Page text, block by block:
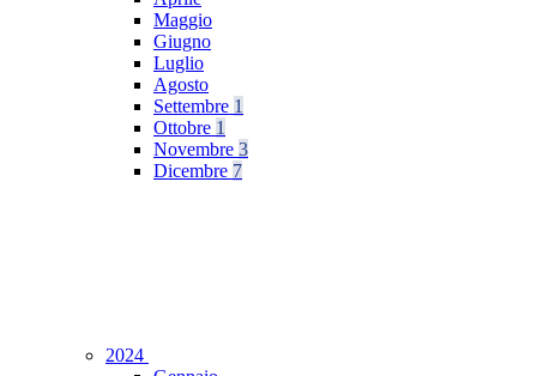
Maggio
Giugno
Luglio
Agosto
Settembre 1
Ottobre 1
Novembre 3
Dicembre 7
2024